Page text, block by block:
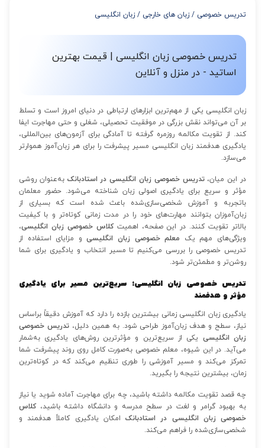
از 12 تا 15 جلسه: 7% تخفیف
تدریس خصوصی / زبان های خارجی / زبان انگلیسی
تدریس خصوصی زبان انگلیسی | قیمت بهترین
اساتید - در منزل و آنلاین
زبان انگلیسی یکی از مهم‌ترین ابزارهای ارتباطی در دنیای امروز است و تسلط
بر آن می‌تواند نقش بزرگی در موفقیت تحصیلی، شغلی و حتی مهاجرت ایفا
کند. از تقویت مکالمه روزمره گرفته تا آمادگی برای آزمون‌های بین‌المللی،
یادگیری هدفمند زبان انگلیسی مسیر پیشرفت را برای هر زبان‌آموز هموارتر
می‌سازد.
در این میان،تدریس خصوصی زبان انگلیسی در استادبانک به‌عنوان روشی
مؤثر و سریع برای یادگیری اصولی زبان شناخته می‌شود. حضور معلمان
باتجربه و آموزش شخصی‌سازی‌شده باعث شده است که بسیاری از
زبان‌آموزان بتوانند مهارت‌های خود را در مدت زمانی کوتاه‌تر و با کیفیت
بالاتر تقویت کنند. در این صفحه، اهمیتکلاس خصوصی زبان انگلیسی،
ویژگی‌های مهم یک معلم خصوصی زبان انگلیسیو مزایای استفاده از
تدریس خصوصی را بررسی می‌کنیم تا مسیر انتخاب و یادگیری برای شما
روشن‌تر و مطمئن‌تر شود.
تدریس خصوصی زبان انگلیسی؛ سریع‌ترین مسیر برای یادگیری
مؤثر و هدفمند
یادگیری زبان انگلیسی زمانی بیشترین بازده را دارد که آموزش دقیقاً براساس
نیاز، سطح و هدف زبان‌آموز طراحی شود. به همین دلیل،تدریس خصوصی
زبان انگلیسی یکی از سریع‌ترین و مؤثرترین روش‌های یادگیری به‌شمار
می‌آید. در این شیوه، معلم خصوصی به‌صورت کامل روی روند پیشرفت شما
تمرکز می‌کند و مسیر آموزشی را طوری تنظیم می‌کند که در کوتاه‌ترین
زمان، بیشترین نتیجه را بگیرید.
چه قصد تقویت مکالمه داشته باشید، چه برای مهاجرت آماده شوید یا نیاز
به بهبود گرامر و لغت در سطح مدرسه و دانشگاه داشته باشید، کلاس
خصوصی زبان انگلیسی در استادبانکامکان یادگیری کاملاً هدفمند و
شخصی‌سازی‌شده را فراهم می‌کند.